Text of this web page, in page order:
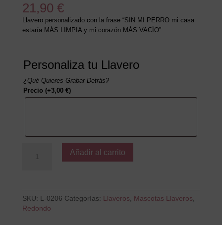
21,90 €
Llavero personalizado con la frase “SIN MI PERRO mi casa
estaría MÁS LIMPIA y mi corazón MÁS VACÍO”
Personaliza tu Llavero
¿Qué Quieres Grabar Detrás?
Precio (+3,00 €)
Añadir al carrito
SKU: L-0206 Categorías: Llaveros, Mascotas Llaveros,
Redondo